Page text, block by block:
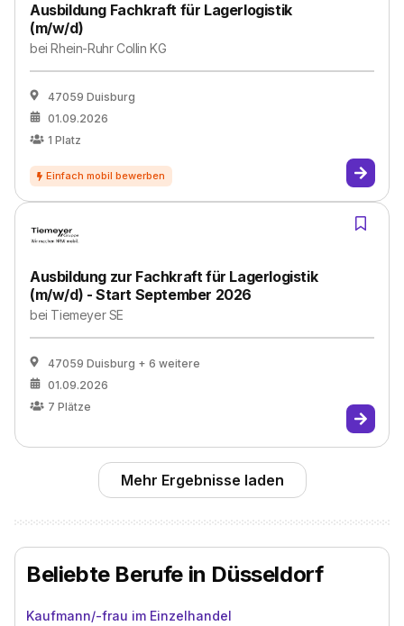
Ausbildung Fachkraft für Lagerlogistik
(m/w/d)
beiRhein-Ruhr Collin KG
47059 Duisburg
01.09.2026
1 Platz
Ausbildung zur Fachkraft für Lagerlogistik
(m/w/d) - Start September 2026
bei Tiemeyer SE
47059 Duisburg + 6 weitere
01.09.2026
7 Plätze
Mehr Ergebnisse laden
Beliebte Berufe in Düsseldorf
Kaufmann/-frau im Einzelhandel